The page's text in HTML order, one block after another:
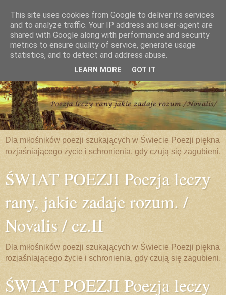
Dla miłośników poezji szukających w Świecie Poezji piękna
rozjaśniającego życie i schronienia, gdy czują się zagubieni.
ŚWIAT POEZJI Poezja leczy
rany, jakie zadaje rozum. /
Novalis / cz.II
Dla miłośników poezji szukających w Świecie Poezji piękna
rozjaśniającego życie i schronienia, gdy czują się zagubieni.
ŚWIAT POEZJI Poezja leczy
This site uses cookies from Google to deliver its services
and to analyze traffic. Your IP address and user-agent are
shared with Google along with performance and security
metrics to ensure quality of service, generate usage
statistics, and to detect and address abuse.
LEARN MORE GOT IT